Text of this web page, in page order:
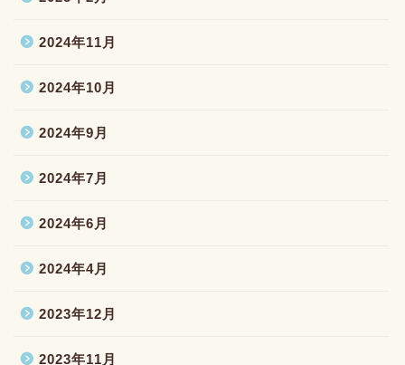
2024年11月
2024年10月
2024年9月
2024年7月
2024年6月
2024年4月
2023年12月
2023年11月